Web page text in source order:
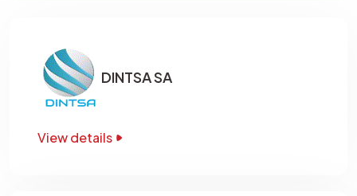
DINTSA SA
View details